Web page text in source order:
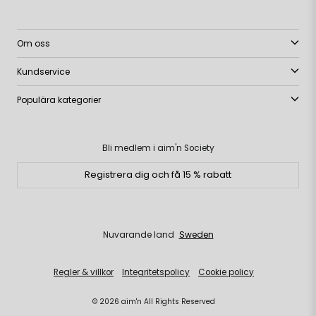
Om oss
Kundservice
Populära kategorier
Bli medlem i aim'n Society
Registrera dig och få 15 % rabatt
© 2026 aim'n All Rights Reserved
Regler & villkor Integritetspolicy Cookie policy
Nuvarande land Sweden